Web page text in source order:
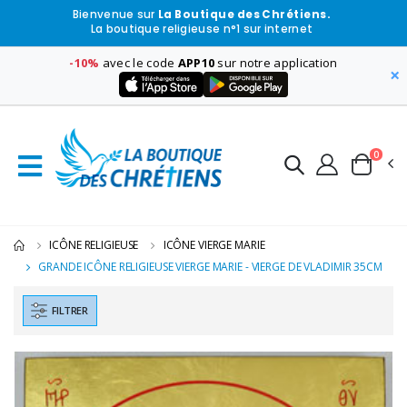
Bienvenue sur La Boutique des Chrétiens.
La boutique religieuse n°1 sur internet
-10% avec le code APP10 sur notre application
×
0
ICÔNE RELIGIEUSE
ICÔNE VIERGE MARIE
GRANDE ICÔNE RELIGIEUSE VIERGE MARIE - VIERGE DE VLADIMIR 35CM
FILTRER